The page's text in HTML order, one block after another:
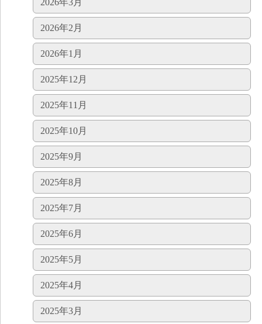
2026年3月
2026年2月
2026年1月
2025年12月
2025年11月
2025年10月
2025年9月
2025年8月
2025年7月
2025年6月
2025年5月
2025年4月
2025年3月